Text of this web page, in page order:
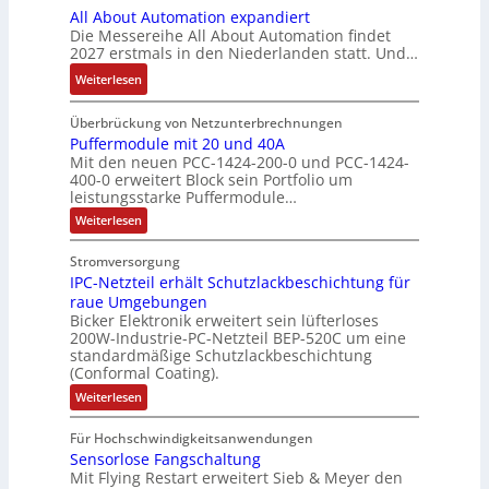
t
a
u
f
n
a
h
m
e
,
g
p
r
ä
g
t
d
u
r
c
h
d
S
y
s
t
e
m
e
h
r
e
r
u
m
V
o
r
s
a
n
d
d
e
s
V
D
M
A
E
g
e
b
n
i
s
s
e
b
e
s
ä
t
i
g
e
n
J
a
h
r
n
d
M
a
r
k
e
t
i
n
g
e
i
t
e
r
b
i
S
P
N
h
t
S
t
r
u
k
t
u
r
i
s
2
0
3
6
f
e
h
l
e
n
4
,
3
M
i
l
l
i
o
e
All About Automation expandiert
Die Messereihe All About Automation findet
2027 erstmals in den Niederlanden statt. Und…
Weiterlesen:
A
l
l
A
b
o
u
t
A
u
t
o
m
a
t
i
o
e
Überbrückung von Netzunterbrechnungen
Puffermodule mit 20 und 40A
Mit den neuen PCC-1424-200-0 und PCC-1424-
400-0 erweitert Block sein Portfolio um
leistungsstarke Puffermodule…
Weiterlesen:
P
f
f
e
r
m
o
d
u
l
e
m
i
t
2
Stromversorgung
IPC-Netzteil erhält Schutzlackbeschichtung für
raue Umgebungen
Bicker Elektronik erweitert sein lüfterloses
200W-Industrie-PC-Netzteil BEP-520C um eine
standardmäßige Schutzlackbeschichtung
(Conformal Coating).
Weiterlesen:
I
C
-
N
Für Hochschwindigkeitsanwendungen
Sensorlose Fangschaltung
Mit Flying Restart erweitert Sieb & Meyer den